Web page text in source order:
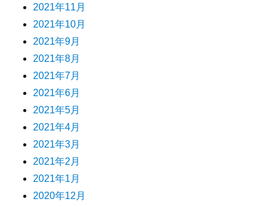
2021年11月
2021年10月
2021年9月
2021年8月
2021年7月
2021年6月
2021年5月
2021年4月
2021年3月
2021年2月
2021年1月
2020年12月